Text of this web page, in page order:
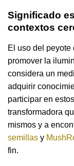
Significado
contextos
El uso del
promover la
considera un
adquirir
participar en
transformadora
mismos y a
semillas y
fin.